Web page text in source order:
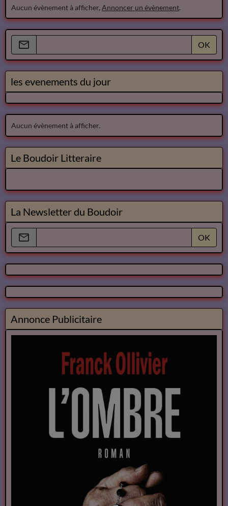
Aucun évènement à afficher, Annoncer un évènement.
OK
les evenements du jour
Aucun évènement à afficher.
Le Boudoir Litteraire
La Newsletter du Boudoir
OK
Annonce Publicitaire